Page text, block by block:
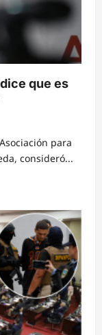
que es
para
consideró...